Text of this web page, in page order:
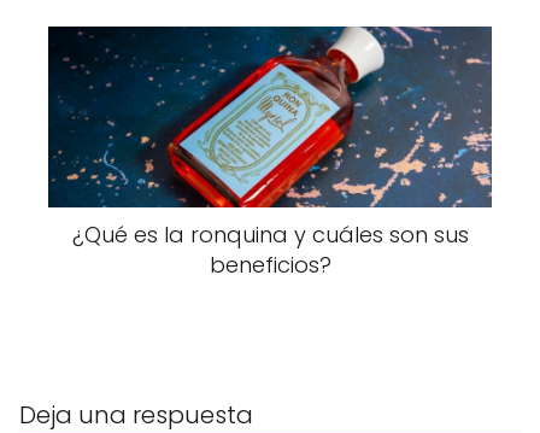
¿Qué es la ronquina y cuáles son sus
beneficios?
Deja una respuesta